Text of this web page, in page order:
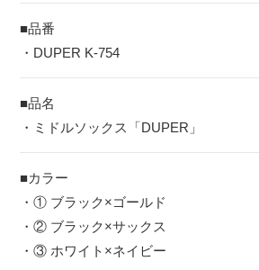
■品番
・DUPER K-754
■品名
・ミドルソックス「DUPER」
■カラー
・① ブラック×ゴールド
・② ブラック×サックス
・③ ホワイト×ネイビー